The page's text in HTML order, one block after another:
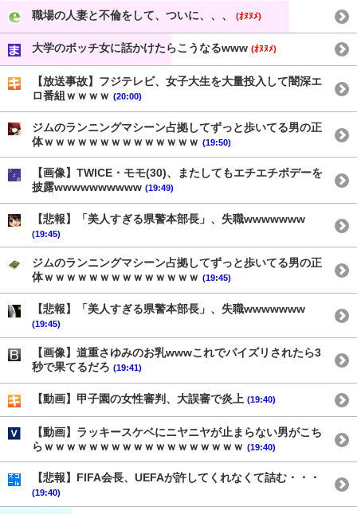
職場の人妻と不倫をして、ついに、、、 (ｵﾇﾇﾒ)
大学のボッチ女に話かけたらこうなるwww (ｵﾇﾇﾒ)
【放送事故】フジテレビ、女子大生を大量投入して闇深エ
ロ番組ｗｗｗｗ (20:00)
ジムのランニングマシーン占拠してずっと歩いてる男の正
体ｗｗｗｗｗｗｗｗｗｗｗｗｗｗ (19:50)
【画像】TWICE・モモ(30)、またしてもエチエチボデーを
披露wwwwwwwwww (19:49)
【悲報】「美人すぎる県警本部長」、失職wwwwwww
(19:45)
ジムのランニングマシーン占拠してずっと歩いてる男の正
体ｗｗｗｗｗｗｗｗｗｗｗｗｗｗ (19:45)
【悲報】「美人すぎる県警本部長」、失職wwwwwww
(19:45)
【画像】道重さゆみのお乳wwwこれでパイズリされたら3
秒で果てるだろ (19:41)
【動画】甲子園の女性審判、大誤審で炎上 (19:40)
【動画】ラッキースケベにニヤニヤが止まらない男がこち
らｗｗｗｗｗｗｗｗｗｗｗｗｗｗｗｗｗｗ (19:40)
【悲報】FIFA会長、UEFAが許してくれなくて詰む・・・
(19:40)